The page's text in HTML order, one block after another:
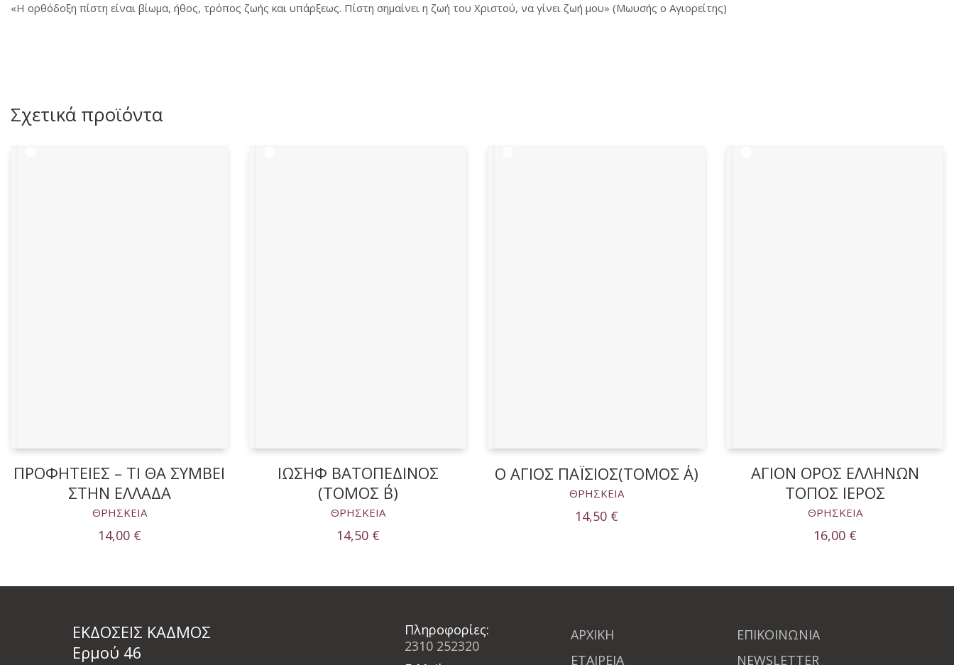
«Η ορθόδοξη πίστη είναι βίωμα, ήθος, τρόπος ζωής και υπάρξεως. Πίστη σημαίνει η ζωή του Χριστού, να γίνει ζωή μου» (Μωυσής ο Αγιορείτης)
Σχετικά προϊόντα
ΠΡΟΦΗΤΕΙΕΣ – ΤΙ ΘΑ ΣΥΜΒΕΙ
ΣΤΗΝ ΕΛΛΑΔΑ
ΘΡΗΣΚΕΙΑ
14,00 €
ΙΩΣΗΦ ΒΑΤΟΠΕΔΙΝΟΣ
(ΤΟΜΟΣ Β΄)
ΘΡΗΣΚΕΙΑ
14,50 €
Ο ΑΓΙΟΣ ΠΑΪΣΙΟΣ(ΤΟΜΟΣ Α΄)
ΘΡΗΣΚΕΙΑ
14,50 €
ΑΓΙΟΝ ΟΡΟΣ ΕΛΛΗΝΩΝ
ΤΟΠΟΣ ΙΕΡΟΣ
ΘΡΗΣΚΕΙΑ
16,00 €
ΕΚΔΟΣΕΙΣ ΚΑΔΜΟΣ
Ερμού 46
Πληροφορίες:
2310 252320
ΑΡΧΙΚΗ
ΕΤΑΙΡΕΙΑ
ΕΠΙΚΟΙΝΩΝΙΑ
NEWSLETTER